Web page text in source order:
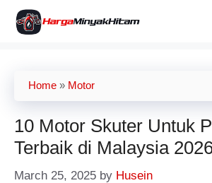
Skip
Home » Motor
10 Motor Skuter Untuk
Terbaik di Malaysia
March 25, 2025 by Husein